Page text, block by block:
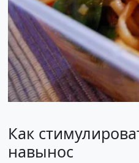
Как
навынос